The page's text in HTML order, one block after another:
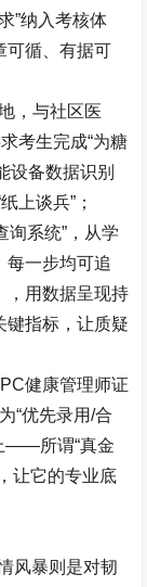
”纳入考核体
可循、有据可
，与社区医
求考生完成“为糖
设备数据识别
纸上谈兵” ；
询系统”，从学
每一步均可追
，用数据呈现持
键指标，让质疑
健康管理师证
“优先录用/合
——所谓“真金
让它的专业底
风暴则是对韧